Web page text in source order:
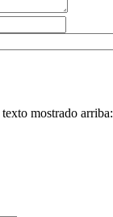
mostrado arriba: